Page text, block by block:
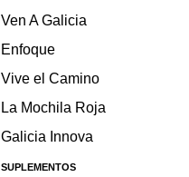
Ven A Galicia
Enfoque
Vive el Camino
La Mochila Roja
Galicia Innova
SUPLEMENTOS